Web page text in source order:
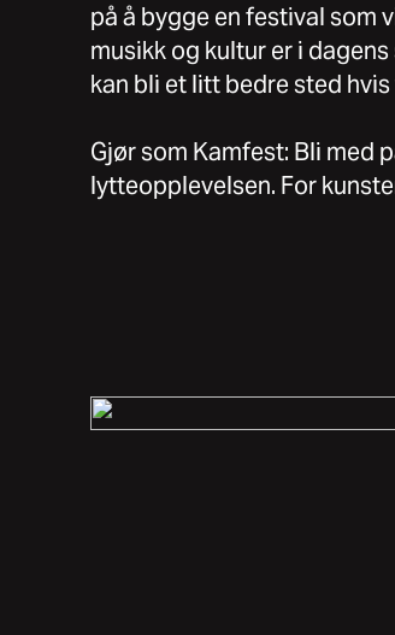
på å bygge en festival som
musikk og kultur er i
kan bli et litt bedre sted
Gjør som Kamfest: Bli med
lytteopplevelsen. For